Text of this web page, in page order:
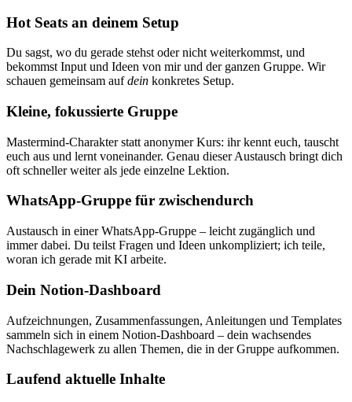
Hot Seats an deinem Setup
Du sagst, wo du gerade stehst oder nicht weiterkommst, und
bekommst Input und Ideen von mir und der ganzen Gruppe. Wir
schauen gemeinsam aufdein konkretes Setup.
Kleine, fokussierte Gruppe
Mastermind-Charakter statt anonymer Kurs: ihr kennt euch, tauscht
euch aus und lernt voneinander. Genau dieser Austausch bringt dich
oft schneller weiter als jede einzelne Lektion.
WhatsApp-Gruppe für zwischendurch
Austausch in einer WhatsApp-Gruppe – leicht zugänglich und
immer dabei. Du teilst Fragen und Ideen unkompliziert; ich teile,
woran ich gerade mit KI arbeite.
Dein Notion-Dashboard
Aufzeichnungen, Zusammenfassungen, Anleitungen und Templates
sammeln sich in einem Notion-Dashboard – dein wachsendes
Nachschlagewerk zu allen Themen, die in der Gruppe aufkommen.
Laufend aktuelle Inhalte